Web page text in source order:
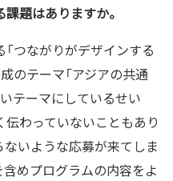
課題はありますか。
つながりがデザインする
のテーマ「アジアの共通
テーマにしているせい
わっていないこともあり
いような応募が来てしま
めプログラムの内容をよ